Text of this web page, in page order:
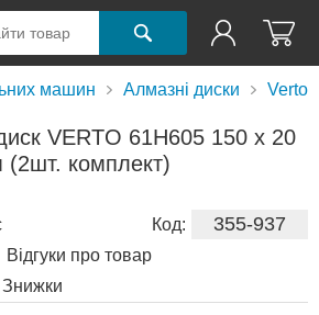
машин Алмазні диски Verto
VERTO 61H605 150 x 20
комплект)
Код: 355-937
Відгуки про товар
Знижки